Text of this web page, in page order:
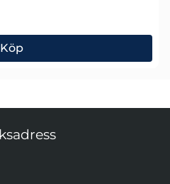
Köp
med dubbel